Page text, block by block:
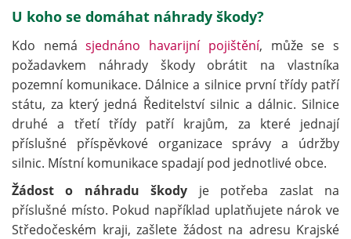
U koho se domáhat náhrady škody?
Kdo nemásjednáno havarijní pojištění, může se s
požadavkem náhrady škody obrátit na vlastníka
pozemní komunikace. Dálnice a silnice první třídy patří
státu, za který jedná Ředitelství silnic a dálnic. Silnice
druhé a třetí třídy patří krajům, za které jednají
příslušné příspěvkové organizace správy a údržby
silnic. Místní komunikace spadají pod jednotlivé obce.
Žádost o náhradu škody je potřeba zaslat na
příslušné místo. Pokud například uplatňujete nárok ve
Středočeském kraji, zašlete žádost na adresu Krajské